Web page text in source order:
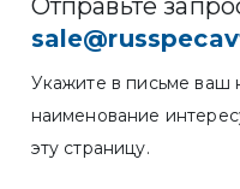
Отправьте
Укажите в письме ваш
наименование
эту страницу.